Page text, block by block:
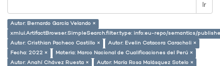
Ir
Autor: Bernardo García Velando ×
xmlui.ArtifactBrowser.SimpleSearch.filter.type: info:eu-repo/semantics/
Autor: Cristhian Pacheco Castillo ×
Autor: Evelin Catacora Caracholi ×
Fecha: 2022 ×
Materia: Marco Nacional de Cualificaciones del Perú ×
Autor: Anahí Chávez Ruesta ×
Autor: María Rosa Malásquez Sotelo ×